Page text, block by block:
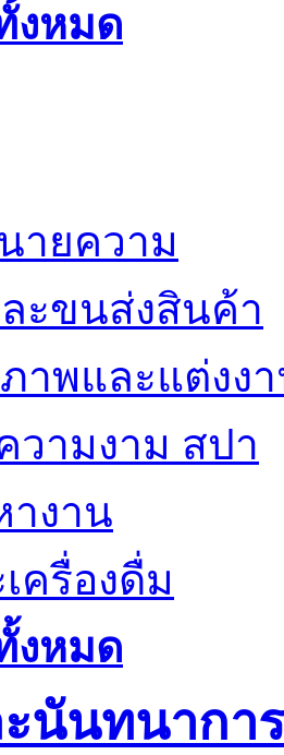
งหมด
ายความ
ะขนส่งสินค้า
าพและแต่งง
วามงาม สปา
างาน
ครื่องดื่ม
งหมด
นันทนาการ